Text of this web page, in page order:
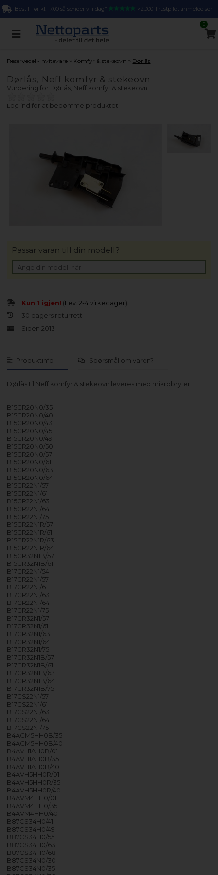
Bestill før kl. 17.00 så sender vi i dag* >2.000 Trustpilot anmeldelser
0
Reservedel - hvitevare » Komfyr & stekeovn » Dørlås
Dørlås, Neff komfyr & stekeovn
Vurdering for Dørlås, Neff komfyr & stekeovn
Log ind for at bedømme produktet
Produktinfo Spørsmål om varen?
Dørlås til Neff komfyr & stekeovn leveres med mikrobryter.
B15CR20N0/35
B15CR20N0/40
B15CR20N0/43
B15CR20N0/45
B15CR20N0/49
B15CR20N0/50
B15CR20N0/57
B15CR20N0/61
B15CR20N0/63
B15CR20N0/64
B15CR22N1/57
B15CR22N1/61
B15CR22N1/63
B15CR22N1/64
B15CR22N1/75
B15CR22N1R/57
B15CR22N1R/61
B15CR22N1R/63
B15CR22N1R/64
B15CR32N1B/57
B15CR32N1B/61
B17CR22N1/54
B17CR22N1/57
B17CR22N1/61
B17CR22N1/63
B17CR22N1/64
B17CR22N1/75
B17CR32N1/57
B17CR32N1/61
B17CR32N1/63
B17CR32N1/64
B17CR32N1/75
B17CR32N1B/57
B17CR32N1B/61
B17CR32N1B/63
B17CR32N1B/64
B17CR32N1B/75
B17CS22N1/57
B17CS22N1/61
B17CS22N1/63
B17CS22N1/64
B17CS22N1/75
B4ACM5HH0B/35
B4ACM5HH0B/40
B4AVH1AH0B/01
B4AVH1AH0B/35
B4AVH1AH0B/40
B4AVH5HH0R/01
B4AVH5HH0R/35
B4AVH5HH0R/40
B4AVM4HH0/01
B4AVM4HH0/35
B4AVM4HH0/40
B87CS34H0/41
B87CS34H0/49
B87CS34H0/55
B87CS34H0/63
B87CS34H0/68
B87CS34N0/30
B87CS34N0/35
Kun 1 igjen! (Lev. 2-4 virkedager).
30 dagers returrett
Siden 2013
Passar varan till din modell?